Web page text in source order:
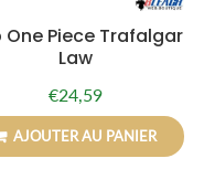
One Piece Trafalgar
Law
Prix
régulier
€24,59€24,59
AJOUTER AU PANIER